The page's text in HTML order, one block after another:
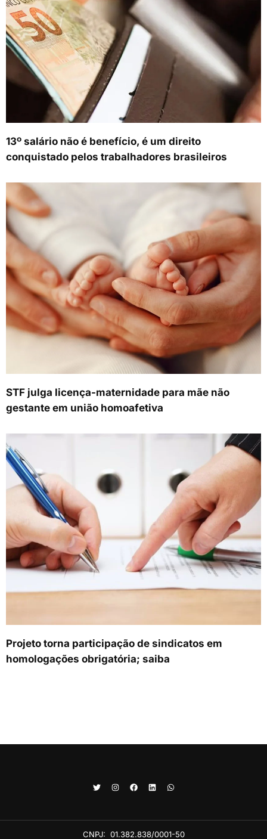
13º salário não é benefício, é um direito
conquistado pelos trabalhadores brasileiros
STF julga licença-maternidade para mãe não
gestante em união homoafetiva
Projeto torna participação de sindicatos em
homologações obrigatória; saiba
CNPJ: 01.382.838/0001-50